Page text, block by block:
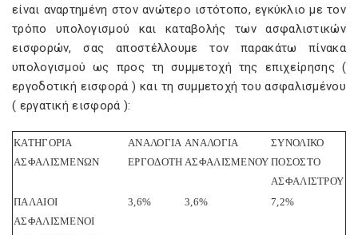
είναι αναρτημένη στον ανώτερο ιστότοπο, εγκύκλιο με τον
τρόπο υπολογισμού και καταβολής των ασφαλιστικών
εισφορών, σας αποστέλλουμε τον παρακάτω πίνακα
υπολογισμού ως προς τη συμμετοχή της επιχείρησης (
εργοδοτική εισφορά ) και τη συμμετοχή του ασφαλισμένου
( εργατική εισφορά ):
ΚΑΤΗΓΟΡΙΑ
ΑΣΦΑΛΙΣΜΕΝΩΝ
ΑΝΑΛΟΓΙΑ
ΕΡΓΟΔΟΤΗ
ΑΝΑΛΟΓΙΑ
ΑΣΦΑΛΙΣΜΕΝΟΥ
ΣΥΝΟΛΙΚΟ
ΠΟΣΟΣΤΟ
ΑΣΦΑΛΙΣΤΡΟΥ
ΠΑΛΑΙΟΙ
ΑΣΦΑΛΙΣΜΕΝΟΙ
3,6% 3,6% 7,2%